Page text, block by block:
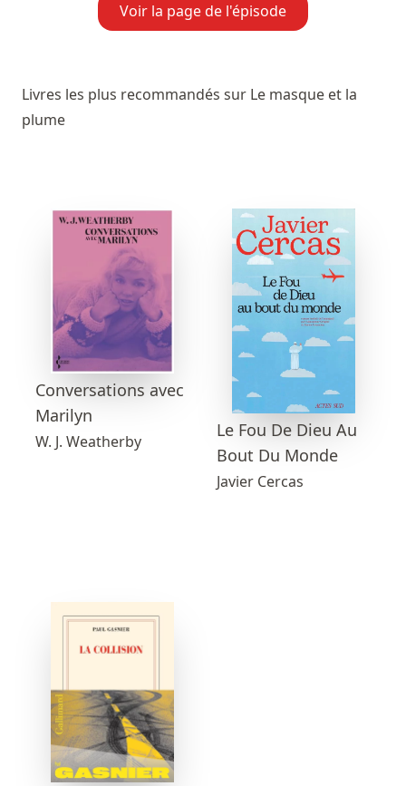
Voir la page de l'épisode
Livres les plus recommandés sur Le masque et la
plume
Conversations avec
Marilyn
W. J. Weatherby
Le Fou De Dieu Au
Bout Du Monde
Javier Cercas